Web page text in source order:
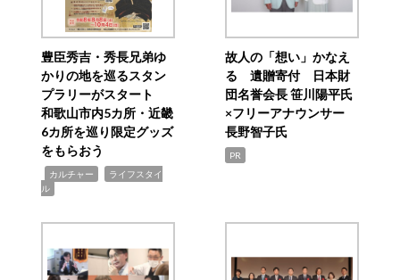
豊臣秀吉・秀長兄弟ゆ
かりの地を巡るスタン
プラリーがスタート
和歌山市内5カ所・近畿
6カ所を巡り限定グッズ
をもらおう
カルチャー
ライフスタイ
ル
故人の「想い」かなえ
る 遺贈寄付 日本財
団名誉会長 笹川陽平氏
×フリーアナウンサー
長野智子氏
PR